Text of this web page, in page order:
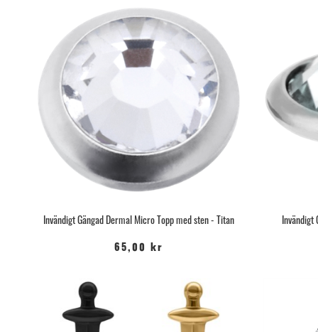
Invändigt Gängad Dermal Micro Topp med sten - Titan
65,00 kr
Invändigt